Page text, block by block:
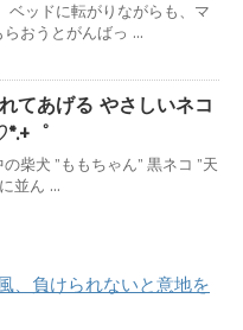
ベッドに転がりながらも、マ
おうとがんばっ ...
てあげる やさしいネコ
゜
柴犬 ”ももちゃん” 黒ネコ ”天
並ん ...
、負けられないと意地を